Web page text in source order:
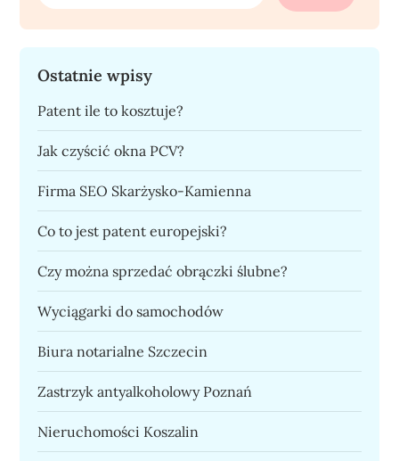
Ostatnie wpisy
Patent ile to kosztuje?
Jak czyścić okna PCV?
Firma SEO Skarżysko-Kamienna
Co to jest patent europejski?
Czy można sprzedać obrączki ślubne?
Wyciągarki do samochodów
Biura notarialne Szczecin
Zastrzyk antyalkoholowy Poznań
Nieruchomości Koszalin